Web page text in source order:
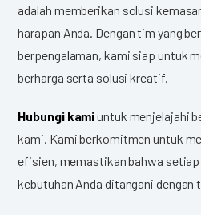
adalah memberikan solusi
harapan Anda. Dengan tim yang
berpengalaman, kami siap untuk
berharga serta solusi kreatif.
Hubungi kamiuntuk menjelajahi
kami. Kami berkomitmen untuk
efisien, memastikan bahwa
kebutuhan Anda ditangani